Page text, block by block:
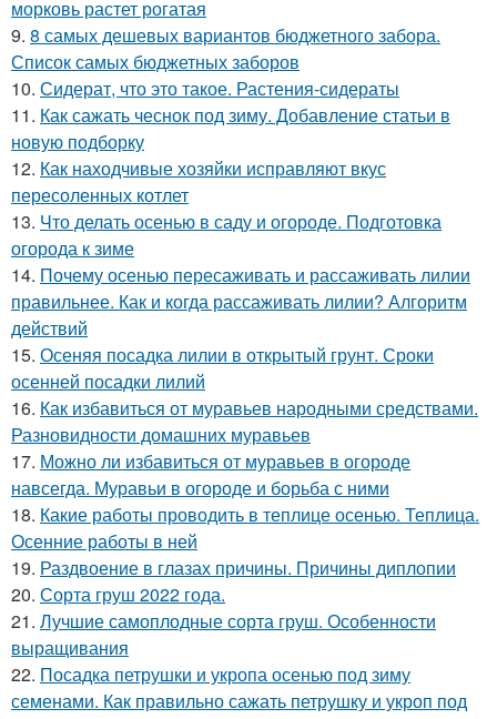
морковь растет рогатая
9. 8 самых дешевых вариантов бюджетного забора.
Список самых бюджетных заборов
10. Сидерат, что это такое. Растения-сидераты
11. Как сажать чеснок под зиму. Добавление статьи в
новую подборку
12. Как находчивые хозяйки исправляют вкус
пересоленных котлет
13. Что делать осенью в саду и огороде. Подготовка
огорода к зиме
14. Почему осенью пересаживать и рассаживать лилии
правильнее. Как и когда рассаживать лилии? Алгоритм
действий
15. Осеняя посадка лилии в открытый грунт. Сроки
осенней посадки лилий
16. Как избавиться от муравьев народными средствами.
Разновидности домашних муравьев
17. Можно ли избавиться от муравьев в огороде
навсегда. Муравьи в огороде и борьба с ними
18. Какие работы проводить в теплице осенью. Теплица.
Осенние работы в ней
19. Раздвоение в глазах причины. Причины диплопии
20. Сорта груш 2022 года.
21. Лучшие самоплодные сорта груш. Особенности
выращивания
22. Посадка петрушки и укропа осенью под зиму
семенами. Как правильно сажать петрушку и укроп под